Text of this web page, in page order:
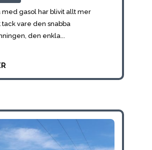
med gasol har blivit allt mer
tack vare den snabba
den enkla...